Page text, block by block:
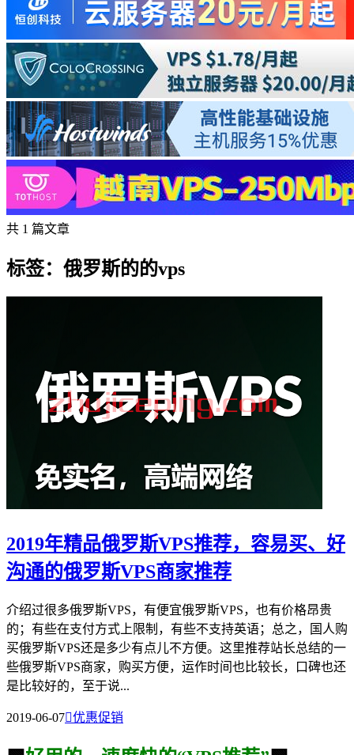
共 1 篇文章
标签：俄罗斯的的vps
2019年精品俄罗斯VPS推荐，容易买、好
沟通的俄罗斯VPS商家推荐
介绍过很多俄罗斯VPS，有便宜俄罗斯VPS，也有价格昂贵
的；有些在支付方式上限制，有些不支持英语；总之，国人购
买俄罗斯VPS还是多少有点儿不方便。这里推荐站长总结的一
些俄罗斯VPS商家，购买方便，运作时间也比较长，口碑也还
是比较好的，至于说...
2019-06-07优惠促销